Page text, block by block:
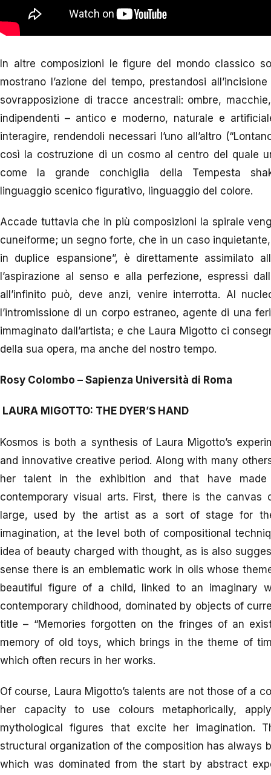
In altre composizioni le figure del mondo classico
mostrano l’azione del tempo, prestandosi
sovrapposizione di tracce ancestrali: ombre,
indipendenti – antico e moderno, naturale e
interagire, rendendoli necessari l’uno all’altro
così la costruzione di un cosmo al centro del quale
come la grande conchiglia della Tempesta
linguaggio scenico figurativo, linguaggio del colore.
Accade tuttavia che in più composizioni la spirale
cuneiforme; un segno forte, che in un caso
in duplice espansione”, è direttamente assimilato
l’aspirazione al senso e alla perfezione, espressi
all’infinito può, deve anzi, venire interrotta. Al
l’intromissione di un corpo estraneo, agente di una
immaginato dall’artista; e che Laura Migotto ci
della sua opera, ma anche del nostro tempo.
Rosy Colombo – Sapienza Università di Roma
LAURA MIGOTTO: THE DYER’S HAND
Kosmos is both a synthesis of Laura Migotto’s
and innovative creative period. Along with many
her talent in the exhibition and that have
contemporary visual arts. First, there is the canvas
large, used by the artist as a sort of stage for
imagination, at the level both of compositional
idea of beauty charged with thought, as is also
sense there is an emblematic work in oils whose
beautiful figure of a child, linked to an imaginary
contemporary childhood, dominated by objects of
title – “Memories forgotten on the fringes of an
memory of old toys, which brings in the theme of
which often recurs in her works.
Of course, Laura Migotto’s talents are not those of a
her capacity to use colours metaphorically,
mythological figures that excite her imagination.
structural organization of the composition has always
which was dominated from the start by abstract